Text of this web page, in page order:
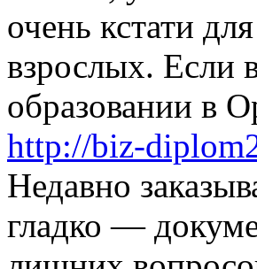
очень кстати
взрослых. Если
образовании в
http://biz-
Недавно
гладко —